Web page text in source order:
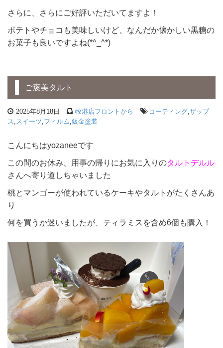
さらに、さらにご好評いただいてますよ！
ポテトやチョコも美味しいけど、なんだか懐かしい黒糖の
お菓子も良いですよね(*^_^*)
ご褒美タルト
2025年8月18日 牧港店フロントから コーティング ザップ
ス スイーツ フィルム 鈑金塗装
こんにちはyozaneeです
この間のお休み、用事の帰りにお気に入りのタルトデルル
さんへ寄り道しちゃいました
桃とマンゴーが使われているケーキやタルトがたくさんあ
り
何を買うか迷いましたが、ティラミスを含め6個も購入！